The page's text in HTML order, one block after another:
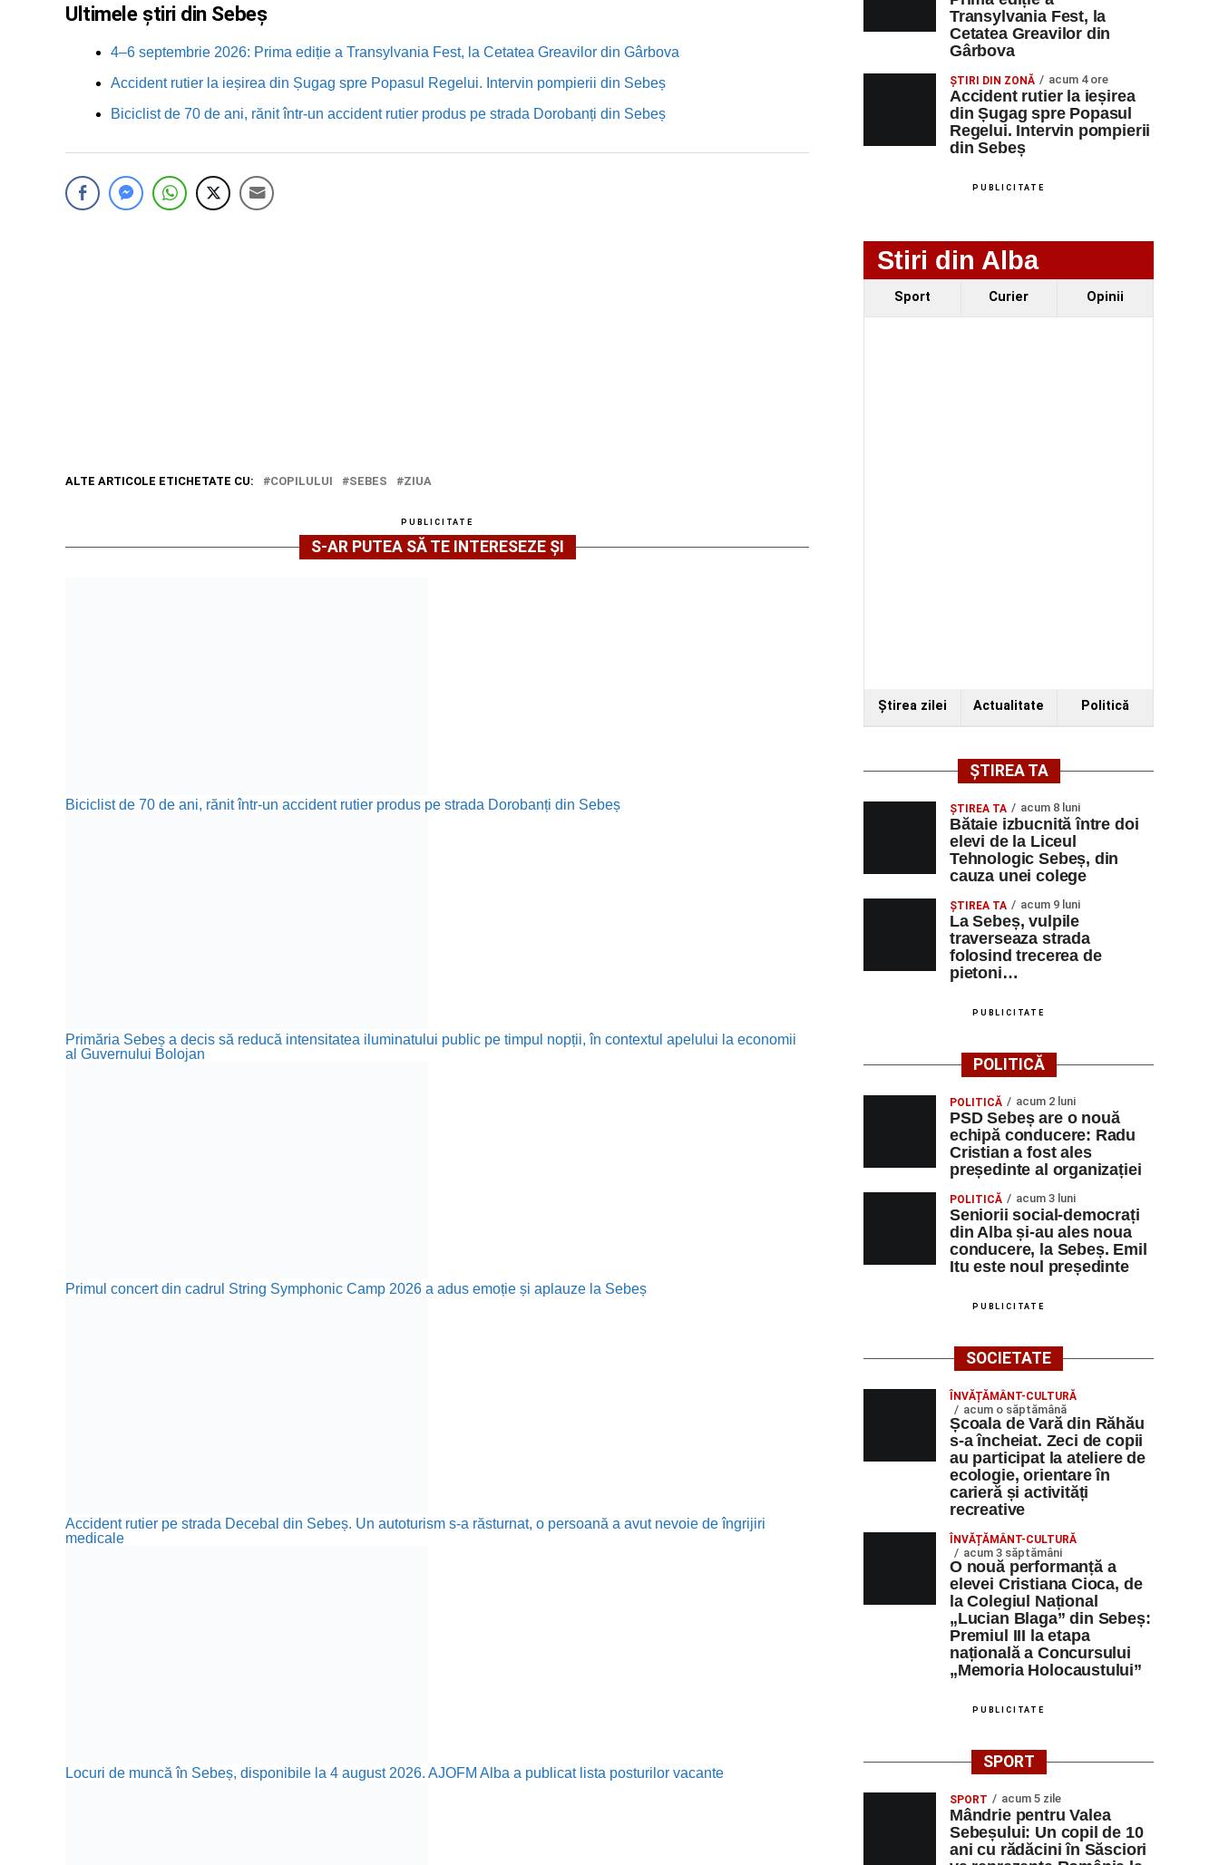
Ultimele știri din Sebeș
4–6 septembrie 2026: Prima ediție a Transylvania Fest, la Cetatea Greavilor din Gârbova
Accident rutier la ieșirea din Șugag spre Popasul Regelui. Intervin pompierii din Sebeș
Biciclist de 70 de ani, rănit într-un accident rutier produs pe strada Dorobanți din Sebeș
ALTE ARTICOLE ETICHETATE CU: COPILULUI SEBES ZIUA
PUBLICITATE
S-AR PUTEA SĂ TE INTERESEZE ȘI
Biciclist de 70 de ani, rănit într-un accident rutier produs pe strada Dorobanți din Sebeș
Primăria Sebeș a decis să reducă intensitatea iluminatului public pe timpul nopții, în contextul apelului la economii
al Guvernului Bolojan
Primul concert din cadrul String Symphonic Camp 2026 a adus emoție și aplauze la Sebeș
Accident rutier pe strada Decebal din Sebeș. Un autoturism s-a răsturnat, o persoană a avut nevoie de îngrijiri
medicale
Locuri de muncă în Sebeș, disponibile la 4 august 2026. AJOFM Alba a publicat lista posturilor vacante
Transylvania Fest, la
Cetatea Greavilor din
Gârbova
ȘTIRI DIN ZONĂ acum 4 ore
Accident rutier la ieșirea
din Șugag spre Popasul
Regelui. Intervin pompierii
din Sebeș
PUBLICITATE
Stiri din Alba
Sport Curier Opinii
Ştirea zilei Actualitate Politică
ȘTIREA TA
ŞTIREA TA acum 8 luni
Bătaie izbucnită între doi
elevi de la Liceul
Tehnologic Sebeș, din
cauza unei colege
ŞTIREA TA acum 9 luni
La Sebeș, vulpile
traverseaza strada
folosind trecerea de
pietoni…
PUBLICITATE
POLITICĂ
POLITICĂ acum 2 luni
PSD Sebeș are o nouă
echipă conducere: Radu
Cristian a fost ales
președinte al organizației
POLITICĂ acum 3 luni
Seniorii social-democrați
din Alba și-au ales noua
conducere, la Sebeș. Emil
Itu este noul președinte
PUBLICITATE
SOCIETATE
ÎNVĂȚĂMÂNT-CULTURĂ
acum o săptămână
Școala de Vară din Răhău
s-a încheiat. Zeci de copii
au participat la ateliere de
ecologie, orientare în
carieră și activități
recreative
ÎNVĂȚĂMÂNT-CULTURĂ
acum 3 săptămâni
O nouă performanță a
elevei Cristiana Cioca, de
la Colegiul Național
„Lucian Blaga” din Sebeș:
Premiul III la etapa
națională a Concursului
„Memoria Holocaustului”
PUBLICITATE
SPORT
SPORT acum 5 zile
Mândrie pentru Valea
Sebeșului: Un copil de 10
ani cu rădăcini în Săsciori